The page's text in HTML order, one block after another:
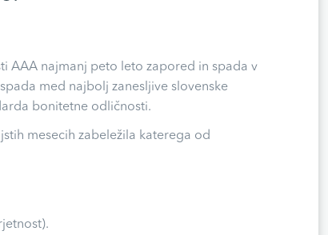
AAA najmanj peto leto zapored in spada v
med najbolj zanesljive slovenske
bonitetne odličnosti.
mesecih zabeležila katerega od